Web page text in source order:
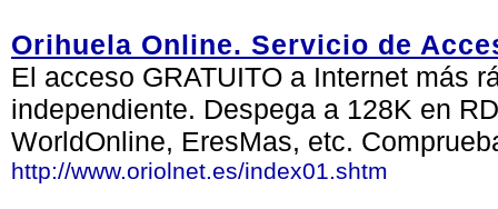
Orihuela Online. Servicio de
El acceso GRATUITO a Internet más
independiente. Despega a 128K en
WorldOnline, EresMas, etc.
http://www.oriolnet.es/index01.shtm